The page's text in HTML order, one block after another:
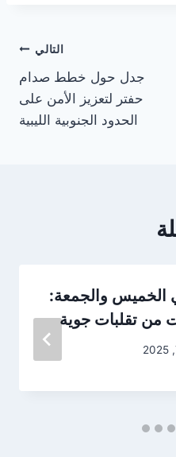
التالي
جدل حول خطط صدام
حفتر لتعزيز الأمن على
الحدود الجنوبية الليبية
الخميس والجمعة:
من تقلبات جوية